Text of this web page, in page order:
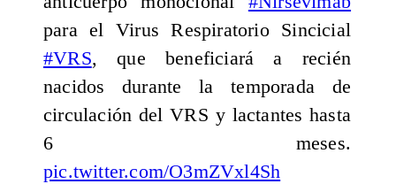
para el Virus Respiratorio Sincicial
#VRS, que beneficiará a recién
nacidos durante la temporada de
circulación del VRS y lactantes hasta
6 meses.
pic.twitter.com/O3mZVxl4Sh